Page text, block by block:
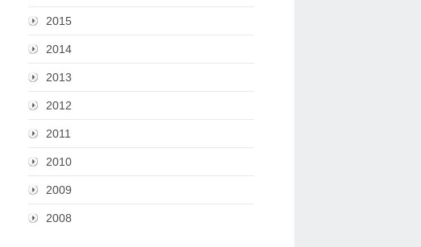
2015
2014
2013
2012
2011
2010
2009
2008